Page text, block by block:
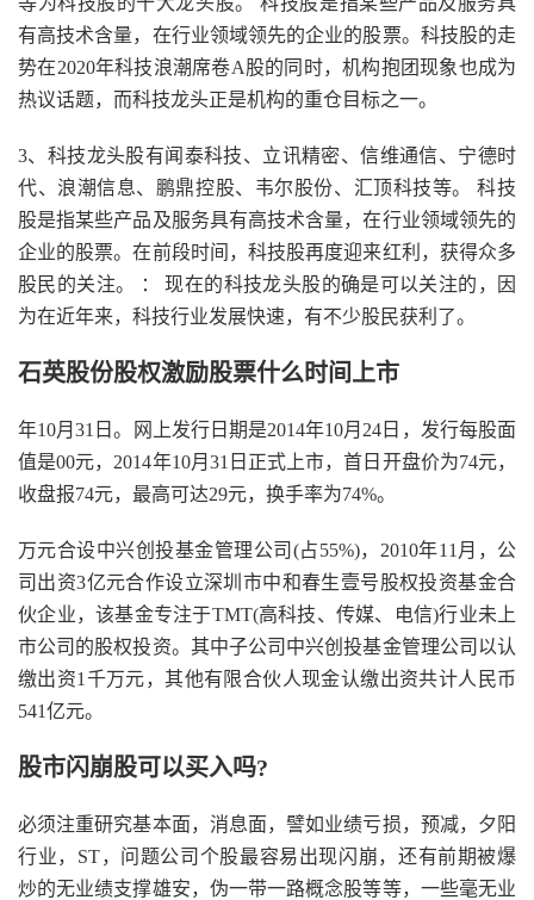
有高技术含量，在行业领域领先的企业的股票。科技股的走
势在2020年科技浪潮席卷A股的同时，机构抱团现象也成为
热议话题，而科技龙头正是机构的重仓目标之一。
3、科技龙头股有闻泰科技、立讯精密、信维通信、宁德时
代、浪潮信息、鹏鼎控股、韦尔股份、汇顶科技等。 科技
股是指某些产品及服务具有高技术含量，在行业领域领先的
企业的股票。在前段时间，科技股再度迎来红利，获得众多
股民的关注。 ： 现在的科技龙头股的确是可以关注的，因
为在近年来，科技行业发展快速，有不少股民获利了。
石英股份股权激励股票什么时间上市
年10月31日。网上发行日期是2014年10月24日，发行每股面
值是00元，2014年10月31日正式上市，首日开盘价为74元，
收盘报74元，最高可达29元，换手率为74%。
万元合设中兴创投基金管理公司(占55%)，2010年11月，公
司出资3亿元合作设立深圳市中和春生壹号股权投资基金合
伙企业，该基金专注于TMT(高科技、传媒、电信)行业未上
市公司的股权投资。其中子公司中兴创投基金管理公司以认
缴出资1千万元，其他有限合伙人现金认缴出资共计人民币
541亿元。
股市闪崩股可以买入吗?
必须注重研究基本面，消息面，譬如业绩亏损，预减，夕阳
行业，ST，问题公司个股最容易出现闪崩，还有前期被爆
炒的无业绩支撑雄安，伪一带一路概念股等等，一些毫无业